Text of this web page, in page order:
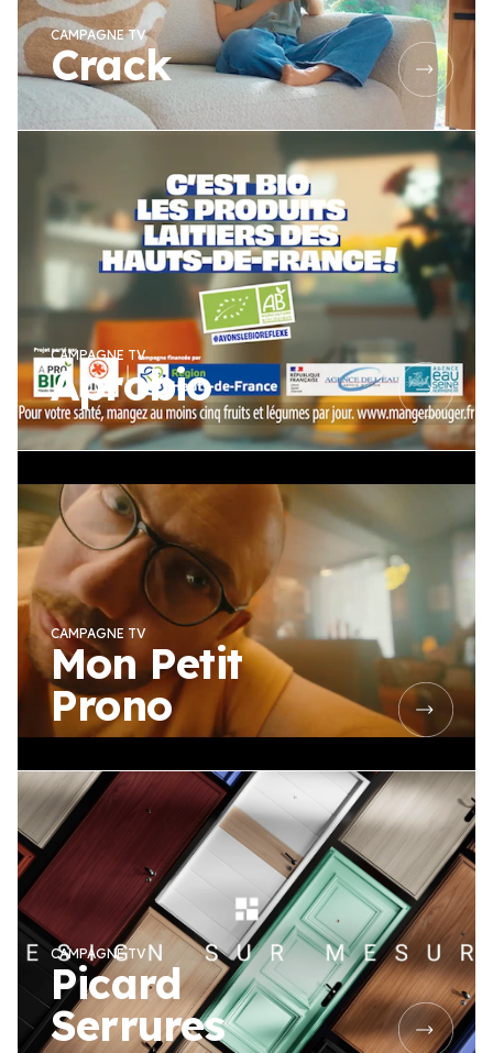
CAMPAGNE TV
Crack
CAMPAGNE TV
Aprobio
CAMPAGNE TV
Mon Petit
Prono
CAMPAGNE TV
Picard
Serrures